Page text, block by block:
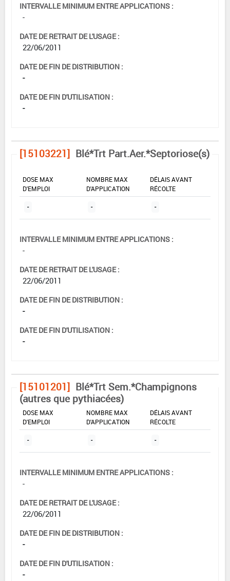
INTERVALLE MINIMUM ENTRE APPLICATIONS :
-
DATE DE RETRAIT DE L'USAGE :
22/06/2011
DATE DE FIN DE DISTRIBUTION :
-
DATE DE FIN D'UTILISATION :
-
[15103221] Blé*Trt Part.Aer.*Septoriose(s)
DOSE MAX
D'EMPLOI
NOMBRE MAX
D'APPLICATION
DÉLAIS AVANT
RÉCOLTE
- - -
INTERVALLE MINIMUM ENTRE APPLICATIONS :
-
DATE DE RETRAIT DE L'USAGE :
22/06/2011
DATE DE FIN DE DISTRIBUTION :
-
DATE DE FIN D'UTILISATION :
-
[15101201] Blé*Trt Sem.*Champignons
(autres que pythiacées)
DOSE MAX
D'EMPLOI
NOMBRE MAX
D'APPLICATION
DÉLAIS AVANT
RÉCOLTE
- - -
INTERVALLE MINIMUM ENTRE APPLICATIONS :
-
DATE DE RETRAIT DE L'USAGE :
22/06/2011
DATE DE FIN DE DISTRIBUTION :
-
DATE DE FIN D'UTILISATION :
-